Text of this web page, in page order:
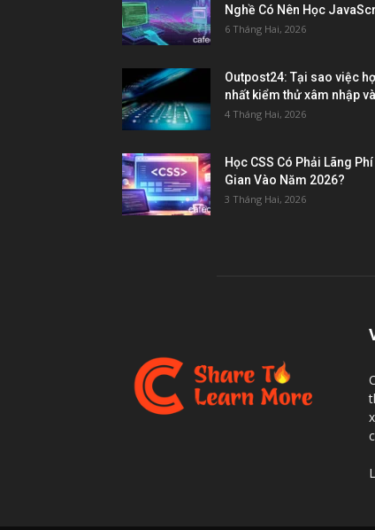
Nghề Có Nên Học
6 Tháng Hai, 2026
Outpost24: Tại sao việc
nhất kiểm thử xâm nhập
4 Tháng Hai, 2026
Học CSS Có Phải Lãng
Gian Vào Năm 2026?
3 Tháng Hai, 2026